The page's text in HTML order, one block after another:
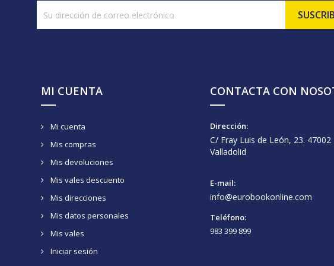
MI CUENTA
Mi cuenta
Mis compras
Mis devoluciones
Mis vales descuento
Mis direcciones
Mis datos personales
Mis vales
Iniciar sesión
CONTACTA CON
Dirección:
C/ Fray Luis de León, 23. 47002
Valladolid
E-mail:
info@eurobookonline.com
Teléfono:
983 399 899